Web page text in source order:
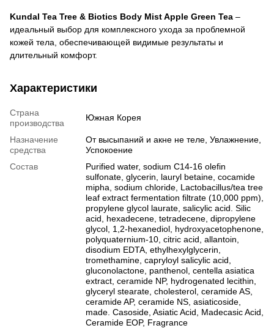
Kundal Tea Tree & Biotics Body Mist Apple Green Tea –
идеальный выбор для комплексного ухода за проблемной
кожей тела, обеспечивающей видимые результаты и
длительный комфорт.
Характеристики
Страна
производства
Южная Корея
Назначение
средства
От высыпаний и акне не теле, Увлажнение,
Успокоение
Состав
Purified water, sodium C14-16 olefin
sulfonate, glycerin, lauryl betaine, cocamide
mipha, sodium chloride, Lactobacillus/tea tree
leaf extract fermentation filtrate (10,000 ppm),
propylene glycol laurate, salicylic acid. Silic
acid, hexadecene, tetradecene, dipropylene
glycol, 1,2-hexanediol, hydroxyacetophenone,
polyquaternium-10, citric acid, allantoin,
disodium EDTA, ethylhexylglycerin,
tromethamine, capryloyl salicylic acid,
gluconolactone, panthenol, centella asiatica
extract, ceramide NP, hydrogenated lecithin,
glyceryl stearate, cholesterol, ceramide AS,
ceramide AP, ceramide NS, asiaticoside,
made. Casoside, Asiatic Acid, Madecasic Acid,
Ceramide EOP, Fragrance